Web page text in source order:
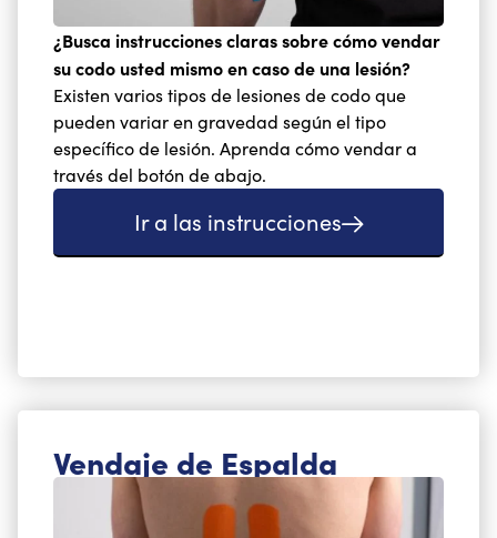
¿Busca instrucciones claras sobre cómo vendar
su codo usted mismo en caso de una lesión?
Existen varios tipos de lesiones de codo que
pueden variar en gravedad según el tipo
específico de lesión. Aprenda cómo vendar a
través del botón de abajo.
Ir a las instrucciones
Vendaje de Espalda